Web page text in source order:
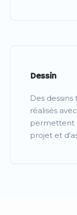
Dessin
Des
réalisés
permettent
projet et